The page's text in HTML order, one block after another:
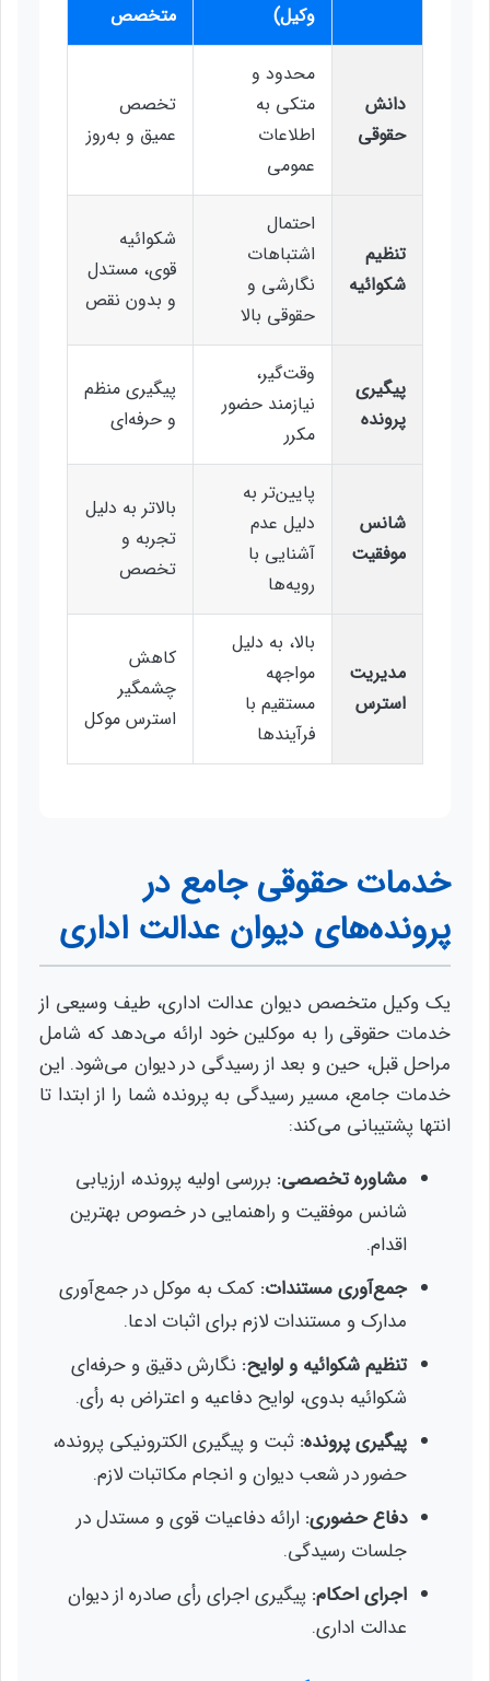
وکیل)
متخصص
دانش
حقوقی
محدود و
متکی به
اطلاعات
عمومی
تخصص
عمیق و به‌روز
تنظیم
شکوائیه
احتمال
اشتباهات
نگارشی و
حقوقی بالا
شکوائیه
قوی، مستدل
و بدون نقص
پیگیری
پرونده
وقت‌گیر،
نیازمند حضور
مکرر
پیگیری منظم
و حرفه‌ای
شانس
موفقیت
پایین‌تر به
دلیل عدم
آشنایی با
رویه‌ها
بالاتر به دلیل
تجربه و
تخصص
مدیریت
استرس
بالا، به دلیل
مواجهه
مستقیم با
فرآیندها
کاهش
چشمگیر
استرس موکل
خدمات حقوقی جامع در
پرونده‌های دیوان عدالت اداری
یک وکیل متخصص دیوان عدالت اداری، طیف وسیعی از
خدمات حقوقی را به موکلین خود ارائه می‌دهد که شامل
مراحل قبل، حین و بعد از رسیدگی در دیوان می‌شود. این
خدمات جامع، مسیر رسیدگی به پرونده شما را از ابتدا تا
انتها پشتیبانی می‌کند:
مشاوره تخصصی: بررسی اولیه پرونده، ارزیابی
شانس موفقیت و راهنمایی در خصوص بهترین
اقدام.
جمع‌آوری مستندات: کمک به موکل در جمع‌آوری
مدارک و مستندات لازم برای اثبات ادعا.
تنظیم شکوائیه و لوایح: نگارش دقیق و حرفه‌ای
شکوائیه بدوی، لوایح دفاعیه و اعتراض به رأی.
پیگیری پرونده: ثبت و پیگیری الکترونیکی پرونده،
حضور در شعب دیوان و انجام مکاتبات لازم.
دفاع حضوری: ارائه دفاعیات قوی و مستدل در
جلسات رسیدگی.
اجرای احکام: پیگیری اجرای رأی صادره از دیوان
عدالت اداری.